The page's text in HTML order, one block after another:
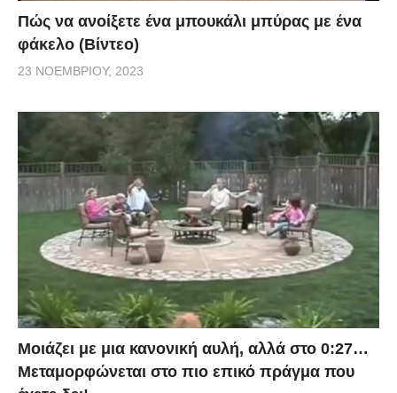
Πώς να ανοίξετε ένα μπουκάλι μπύρας με ένα
φάκελο (Βίντεο)
23 ΝΟΕΜΒΡΊΟΥ, 2023
Μοιάζει με μια κανονική αυλή, αλλά στο 0:27…
Μεταμορφώνεται στο πιο επικό πράγμα που